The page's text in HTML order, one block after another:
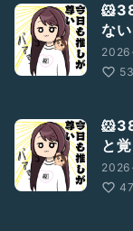
な
と